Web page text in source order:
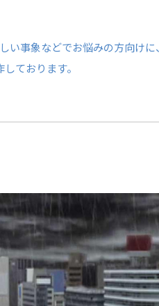
事象などでお悩みの方向けに、
ております。